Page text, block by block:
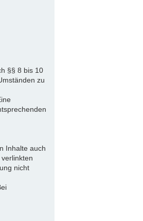
§§ 8 bis 10
zu
Inhalte auch
nicht